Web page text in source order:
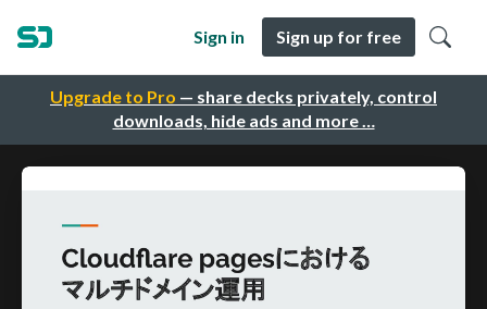
Upgrade to Pro — share decks privately, control
downloads, hide ads and more …
Sign in Sign up for free